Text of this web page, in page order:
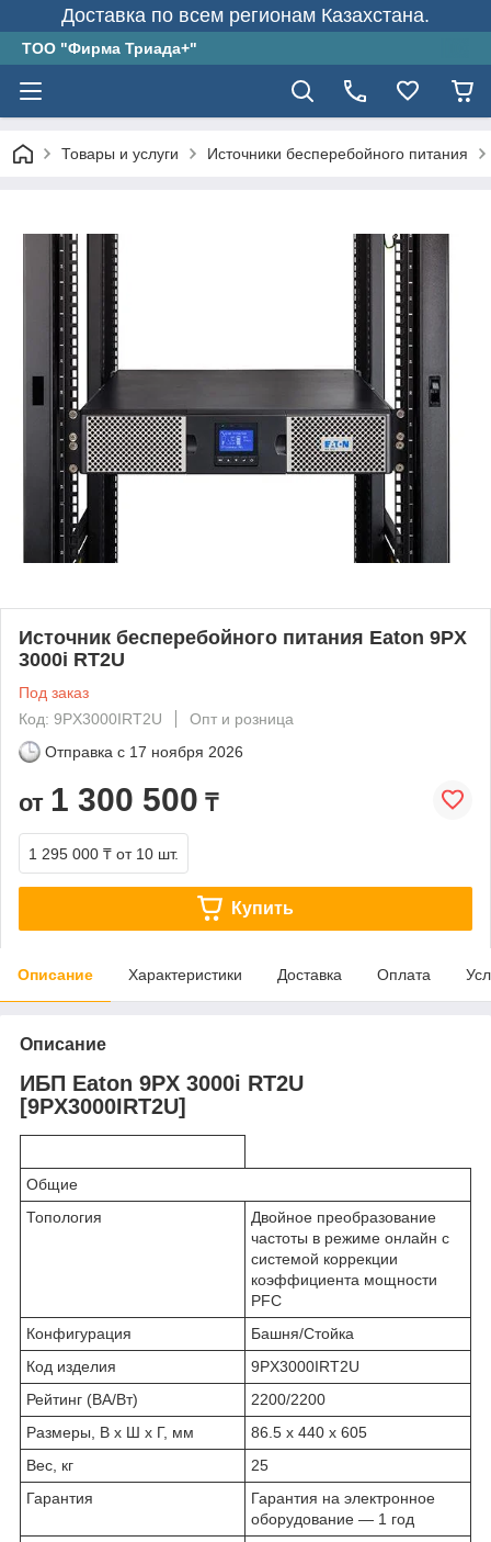
Доставка по всем регионам Казахстана.
ТОО "Фирма Триада+"
Товары и услуги Источники бесперебойного питания
Источник бесперебойного питания Eaton 9PX
3000i RT2U
Под заказ
Код: 9PX3000IRT2U
Опт и розница
Отправка с 17 ноября 2026
от 1 300 500 ₸
1 295 000 ₸ от 10 шт.
Купить
Описание Характеристики Доставка Оплата
Описание
ИБП Eaton 9PX 3000i RT2U
[9PX3000IRT2U]
Общие
Топология
Двойное преобразование
частоты в режиме онлайн с
системой коррекции
коэффициента мощности
PFC
Конфигурация
Башня/Стойка
Код изделия
9PX3000IRT2U
Рейтинг (ВА/Вт)
2200/2200
Размеры, В x Ш x Г, мм
86.5 x 440 x 605
Вес, кг
25
Гарантия
Гарантия на электронное
оборудование — 1 год